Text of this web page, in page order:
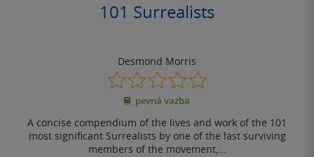
101 Surrealists
Desmond Morris
0.0
z
5
pevná vazba
A concise compendium of the lives and work of the 101
most significant Surrealists by one of the last surviving
members of the movement,...